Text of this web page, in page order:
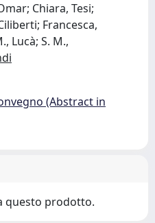
Chiara, Tesi;
Francesca,
Lucà; S. M.,
(Abstract in
questo prodotto.